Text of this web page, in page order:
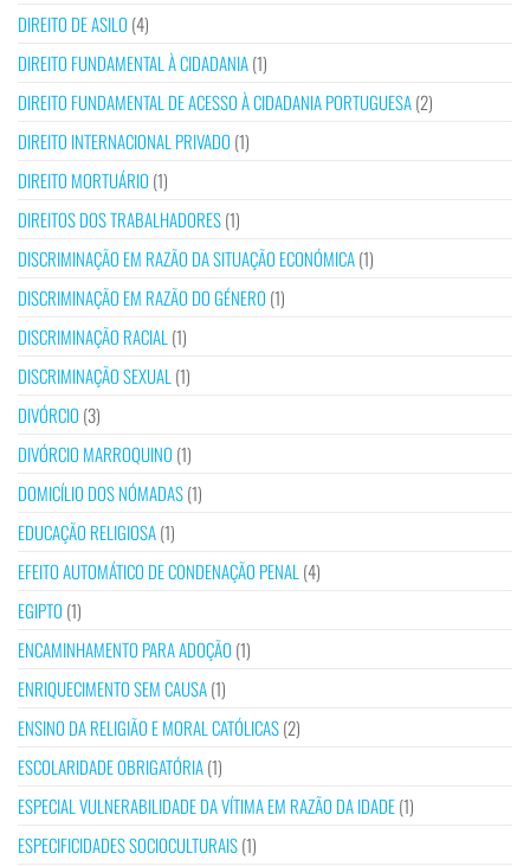
DIREITO DE ASILO (4)
DIREITO FUNDAMENTAL À CIDADANIA(1)
DIREITO FUNDAMENTAL DE ACESSO À CIDADANIA PORTUGUESA(2)
DIREITO INTERNACIONAL PRIVADO (1)
DIREITO MORTUÁRIO (1)
DIREITOS DOS TRABALHADORES(1)
DISCRIMINAÇÃO EM RAZÃO DA SITUAÇÃO ECONÓMICA(1)
DISCRIMINAÇÃO EM RAZÃO DO GÉNERO (1)
DISCRIMINAÇÃO RACIAL (1)
DISCRIMINAÇÃO SEXUAL (1)
DIVÓRCIO (3)
DIVÓRCIO MARROQUINO (1)
DOMICÍLIO DOS NÓMADAS(1)
EDUCAÇÃO RELIGIOSA(1)
EFEITO AUTOMÁTICO DE CONDENAÇÃO PENAL (4)
EGIPTO (1)
ENCAMINHAMENTO PARA ADOÇÃO (1)
ENRIQUECIMENTO SEM CAUSA(1)
ENSINO DA RELIGIÃO E MORAL CATÓLICAS(2)
ESCOLARIDADE OBRIGATÓRIA(1)
ESPECIAL VULNERABILIDADE DA VÍTIMA EM RAZÃO DA IDADE(1)
ESPECIFICIDADES SOCIOCULTURAIS(1)